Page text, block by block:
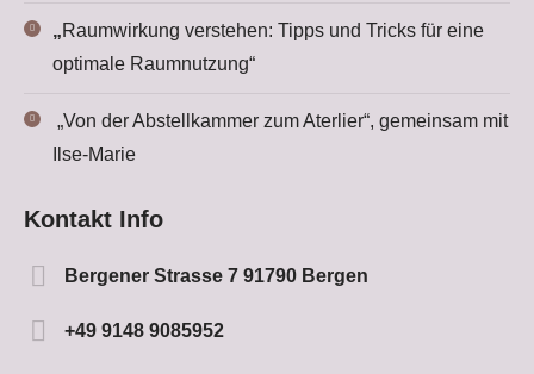
„Raumwirkung verstehen: Tipps und Tricks für eine
optimale Raumnutzung“
„Von der Abstellkammer zum Aterlier“, gemeinsam mit
Ilse-Marie
Kontakt Info
Bergener Strasse 7 91790 Bergen
+49 9148 9085952